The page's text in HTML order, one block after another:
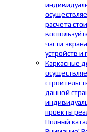
расчета
части
устройств и
Каркасные
данной
проекты
Полный